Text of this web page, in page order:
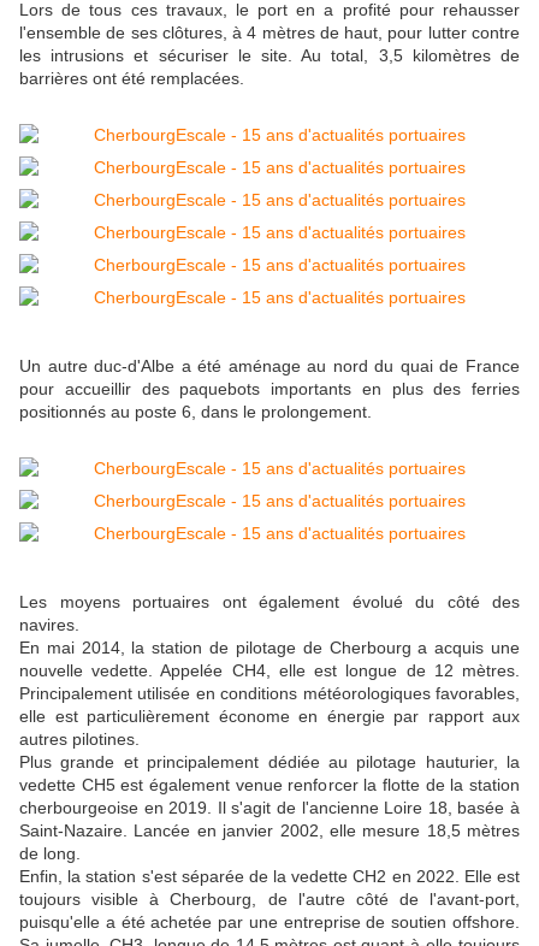
Lors de tous ces travaux, le port en a profité pour rehausser
l'ensemble de ses clôtures, à 4 mètres de haut, pour lutter contre
les intrusions et sécuriser le site. Au total, 3,5 kilomètres de
barrières ont été remplacées.
Un autre duc-d'Albe a été aménage au nord du quai de France
pour accueillir des paquebots importants en plus des ferries
positionnés au poste 6, dans le prolongement.
Les moyens portuaires ont également évolué du côté des
navires.
En mai 2014, la station de pilotage de Cherbourg a acquis une
nouvelle vedette. Appelée CH4, elle est longue de 12 mètres.
Principalement utilisée en conditions météorologiques favorables,
elle est particulièrement économe en énergie par rapport aux
autres pilotines.
Plus grande et principalement dédiée au pilotage hauturier, la
vedette CH5 est également venue renforcer la flotte de la station
cherbourgeoise en 2019. Il s'agit de l'ancienne Loire 18, basée à
Saint-Nazaire. Lancée en janvier 2002, elle mesure 18,5 mètres
de long.
Enfin, la station s'est séparée de la vedette CH2 en 2022. Elle est
toujours visible à Cherbourg, de l'autre côté de l'avant-port,
puisqu'elle a été achetée par une entreprise de soutien offshore.